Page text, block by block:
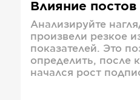
Влияние
Анализируйте
произвели резкое
показателей. Это
определить, после
начался рост